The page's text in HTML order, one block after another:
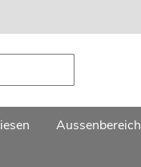
Aussenbereich